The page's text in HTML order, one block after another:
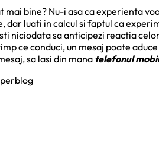
bine? Nu-i asa ca experienta
luati in calcul si faptul ca
niciodata sa anticipezi reactia
ce conduci, un mesaj poate
sa lasi din mana telefonul mobil